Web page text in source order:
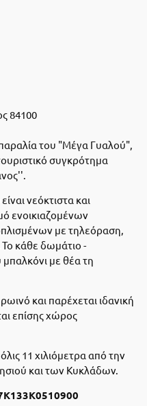
84100
του "Μέγα Γυαλού",
συγκρότημα
νεόκτιστα και
ενοικιαζομένων
με τηλεόραση,
Το κάθε δωμάτιο -
μπαλκόνι με θέα τη
και παρέχεται ιδανική
επίσης χώρος
11 χιλιόμετρα από την
και των Κυκλάδων.